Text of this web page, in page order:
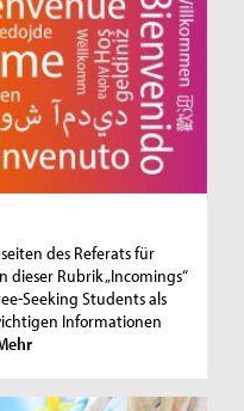
des Referats für
Rubrik „Incomings“
Seeking Students als
Informationen